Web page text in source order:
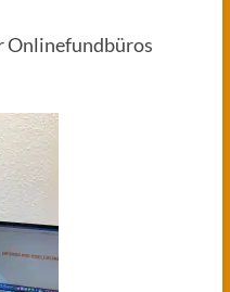
Onlinefundbüros